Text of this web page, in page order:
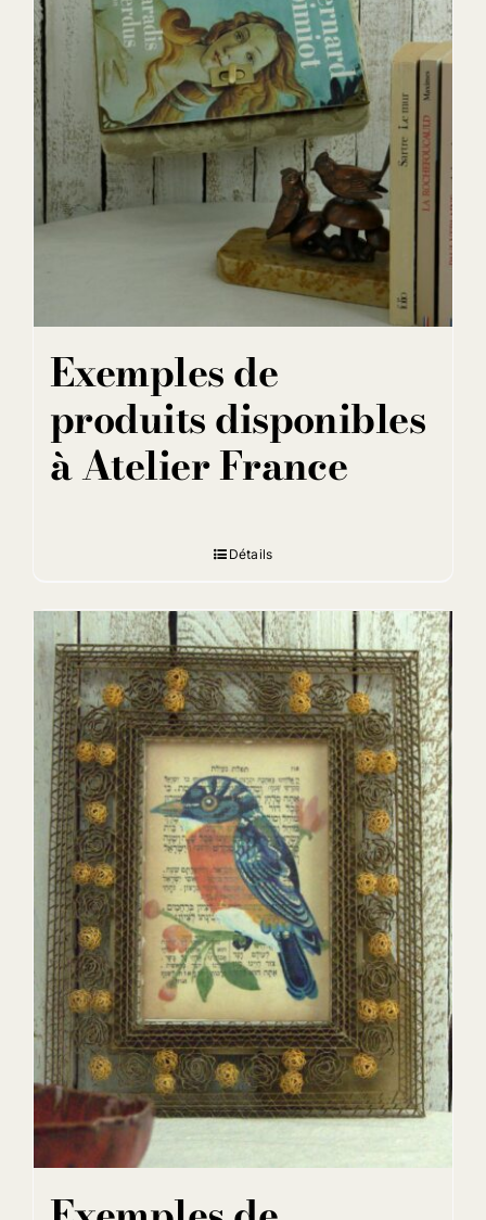
Exemples de
produits disponibles
à Atelier France
Détails